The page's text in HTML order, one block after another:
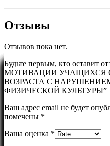
Отзывы
Отзывов пока нет.
Будьте первым, кто оставит
МОТИВАЦИИ УЧАЩИХСЯ
ВОЗРАСТА С
ФИЗИЧЕСКОЙ КУЛЬТУРЫ”
Ваш адрес email не будет
помечены *
Ваша оценка *